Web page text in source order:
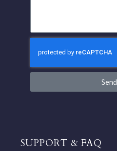
Send
SUPPORT & FAQ